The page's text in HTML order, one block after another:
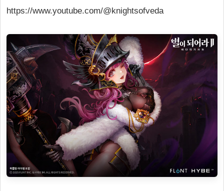
https://www.youtube.com/@knightsofveda